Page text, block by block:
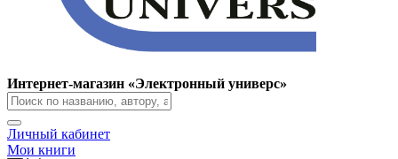
Интернет-магазин «Электронный универс»
Личный кабинет
Мои книги